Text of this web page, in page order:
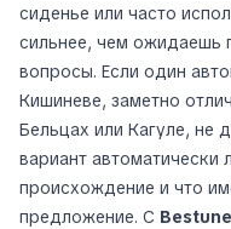
сиденье или часто
сильнее, чем ожидаешь
вопросы. Если один
Кишиневе, заметно
Бельцах или Кагуле, не
вариант
происхождение и что
предложение. С